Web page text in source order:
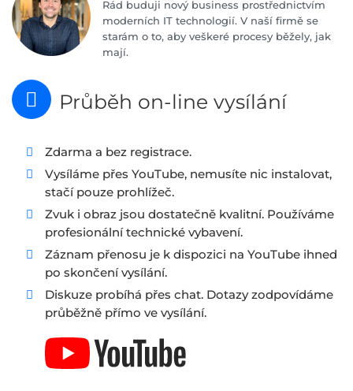
Rád buduji nový business prostřednictvím
moderních IT technologií. V naší firmě se
starám o to, aby veškeré procesy běžely, jak
mají.
Průběh on-line vysílání
Zdarma a bez registrace.
Vysíláme přes YouTube, nemusíte nic instalovat,
stačí pouze prohlížeč.
Zvuk i obraz jsou dostatečně kvalitní. Používáme
profesionální technické vybavení.
Záznam přenosu je k dispozici na YouTube ihned
po skončení vysílání.
Diskuze probíhá přes chat. Dotazy zodpovídáme
průběžně přímo ve vysílání.